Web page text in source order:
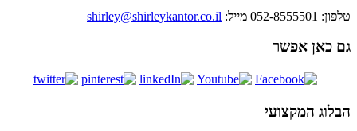
טלפון: 052-8555501 מייל: shirley@shirleykantor.co.il
גם כאן אפשר
הבלוג המקצועי